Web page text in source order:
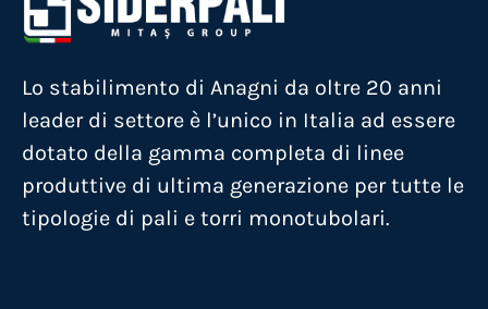
Lo stabilimento di Anagni da oltre 20 anni
leader di settore è l’unico in Italia ad essere
dotato della gamma completa di linee
produttive di ultima generazione per tutte le
tipologie di pali e torri monotubolari.